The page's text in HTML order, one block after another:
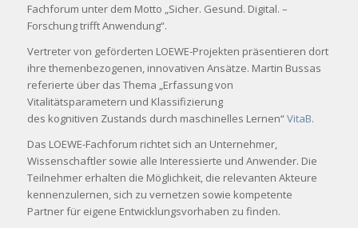
Fachforum unter dem Motto „Sicher. Gesund. Digital. –
Forschung trifft Anwendung“.
Vertreter von geförderten LOEWE-Projekten präsentieren dort
ihre themenbezogenen, innovativen Ansätze. Martin Bussas
referierte über das Thema „Erfassung von
Vitalitätsparametern und Klassifizierung
des kognitiven Zustands durch maschinelles Lernen“VitaB.
Das LOEWE-Fachforum richtet sich an Unternehmer,
Wissenschaftler sowie alle Interessierte und Anwender. Die
Teilnehmer erhalten die Möglichkeit, die relevanten Akteure
kennenzulernen, sich zu vernetzen sowie kompetente
Partner für eigene Entwicklungsvorhaben zu finden.